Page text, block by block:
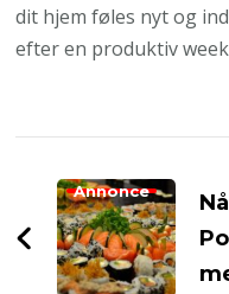
dit hjem føles nyt og
efter en produktiv
Annonce